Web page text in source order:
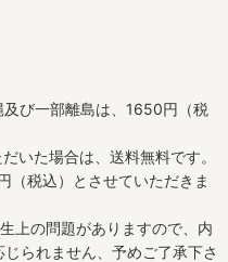
び一部離島は、1650円（税
いた場合は、送料無料です。
（税込）とさせていただきま
上の問題がありますので、内
られません、予めご了承下さ